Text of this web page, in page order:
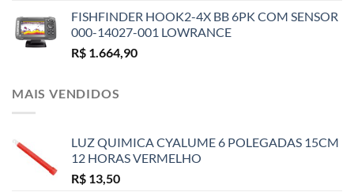
FISHFINDER HOOK2-4X BB 6PK COM SENSOR
000-14027-001 LOWRANCE
R$ 1.664,90
MAIS VENDIDOS
LUZ QUIMICA CYALUME 6 POLEGADAS 15CM
12 HORAS VERMELHO
R$ 13,50